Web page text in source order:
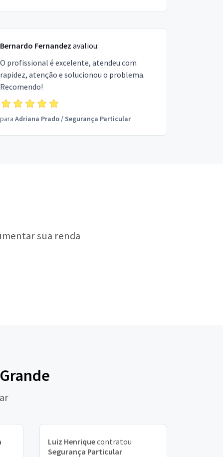
Bernardo Fernandez avaliou:
O profissional é excelente, atendeu com
rapidez, atenção e solucionou o problema.
Recomendo!
para Adriana Prado/Segurança Particular
sua renda
Luiz Henriquecontratou
Segurança Particular